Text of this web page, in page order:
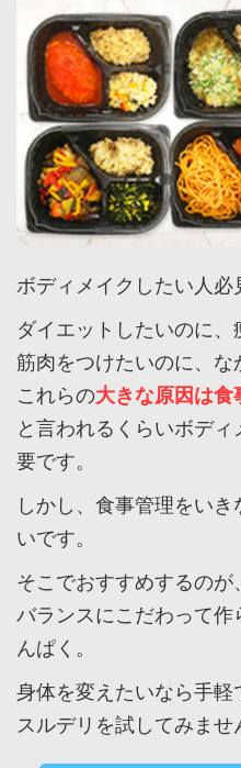
ボディメイクしたい人必
ダイエットしたいのに、
筋肉をつけたいのに、な
これらの大きな原因は食
と言われるくらいボデ
要です。
しかし、食事管理をい
いです。
そこでおすすめするの
バランスにこだわって
んぱく。
身体を変えたいなら手軽
スルデリを試してみませ